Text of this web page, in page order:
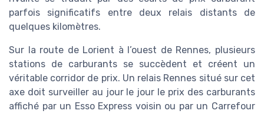
parfois significatifs entre deux relais distants de
quelques kilomètres.
Sur la route de Lorient à l’ouest de Rennes, plusieurs
stations de carburants se succèdent et créent un
véritable corridor de prix. Un relais Rennes situé sur cet
axe doit surveiller au jour le jour le prix des carburants
affiché par un Esso Express voisin ou par un Carrefour